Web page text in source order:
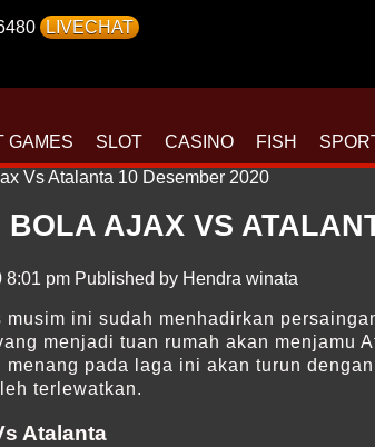
LIVECHAT
GAMES SLOT CASINO FISH
BOLA AJAX VS
8:01 pm Published by Hendra winata
musim ini sudah menhadirkan
menjadi tuan rumah akan menjamu
menang pada laga ini akan turun
terlewatkan.
Atalanta